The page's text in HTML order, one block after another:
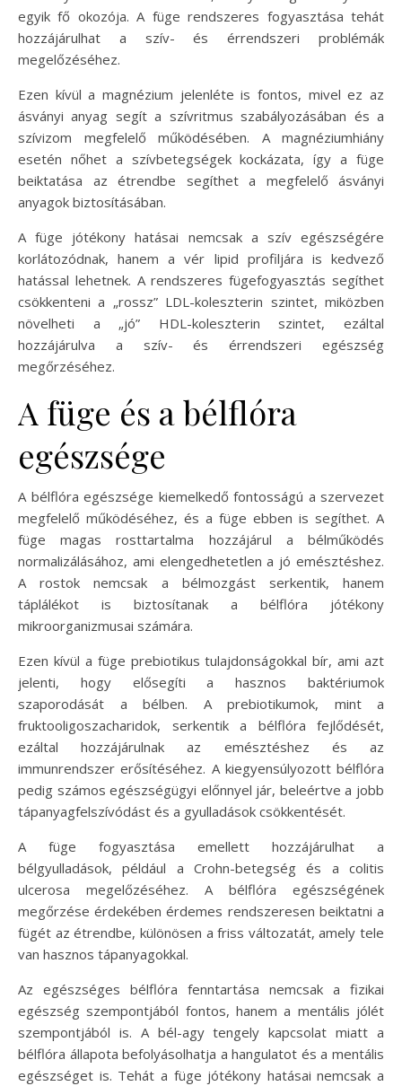
egyik fő okozója. A füge rendszeres fogyasztása tehát
hozzájárulhat a szív- és érrendszeri problémák
megelőzéséhez.
Ezen kívül a magnézium jelenléte is fontos, mivel ez az
ásványi anyag segít a szívritmus szabályozásában és a
szívizom megfelelő működésében. A magnéziumhiány
esetén nőhet a szívbetegségek kockázata, így a füge
beiktatása az étrendbe segíthet a megfelelő ásványi
anyagok biztosításában.
A füge jótékony hatásai nemcsak a szív egészségére
korlátozódnak, hanem a vér lipid profiljára is kedvező
hatással lehetnek. A rendszeres fügefogyasztás segíthet
csökkenteni a „rossz” LDL-koleszterin szintet, miközben
növelheti a „jó” HDL-koleszterin szintet, ezáltal
hozzájárulva a szív- és érrendszeri egészség
megőrzéséhez.
A füge és a bélflóra
egészsége
A bélflóra egészsége kiemelkedő fontosságú a szervezet
megfelelő működéséhez, és a füge ebben is segíthet. A
füge magas rosttartalma hozzájárul a bélműködés
normalizálásához, ami elengedhetetlen a jó emésztéshez.
A rostok nemcsak a bélmozgást serkentik, hanem
táplálékot is biztosítanak a bélflóra jótékony
mikroorganizmusai számára.
Ezen kívül a füge prebiotikus tulajdonságokkal bír, ami azt
jelenti, hogy elősegíti a hasznos baktériumok
szaporodását a bélben. A prebiotikumok, mint a
fruktooligoszacharidok, serkentik a bélflóra fejlődését,
ezáltal hozzájárulnak az emésztéshez és az
immunrendszer erősítéséhez. A kiegyensúlyozott bélflóra
pedig számos egészségügyi előnnyel jár, beleértve a jobb
tápanyagfelszívódást és a gyulladások csökkentését.
A füge fogyasztása emellett hozzájárulhat a
bélgyulladások, például a Crohn-betegség és a colitis
ulcerosa megelőzéséhez. A bélflóra egészségének
megőrzése érdekében érdemes rendszeresen beiktatni a
fügét az étrendbe, különösen a friss változatát, amely tele
van hasznos tápanyagokkal.
Az egészséges bélflóra fenntartása nemcsak a fizikai
egészség szempontjából fontos, hanem a mentális jólét
szempontjából is. A bél-agy tengely kapcsolat miatt a
bélflóra állapota befolyásolhatja a hangulatot és a mentális
egészséget is. Tehát a füge jótékony hatásai nemcsak a